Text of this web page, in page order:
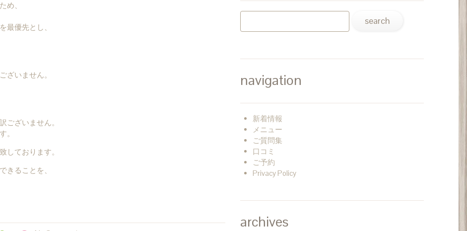
め、
最優先とし、
ざいません。
ございません。
。
しております。
きることを、
navigation
新着情報
メニュー
ご質問集
口コミ
ご予約
Privacy Policy
archives